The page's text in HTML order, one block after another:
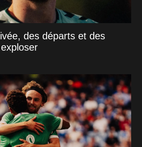
des départs et des